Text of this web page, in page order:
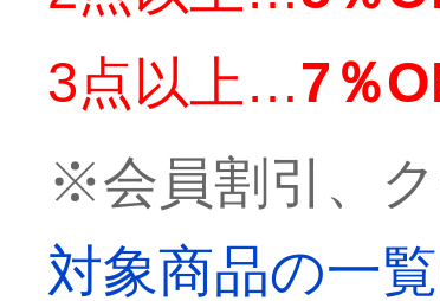
3点以上…7％
※会員割引、
対象商品の一